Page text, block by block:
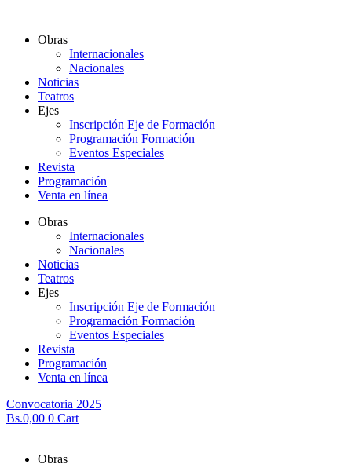
contenidoObras
Internacionales
Nacionales
Noticias
Teatros
Ejes
Inscripción Eje de Formación
Programación Formación
Eventos Especiales
Revista
Programación
Venta en línea
Obras
Internacionales
Nacionales
Noticias
Teatros
Ejes
Inscripción Eje de Formación
Programación Formación
Eventos Especiales
Revista
Programación
Venta en línea
Convocatoria 2025
Bs.0,00 0 Cart
Obras